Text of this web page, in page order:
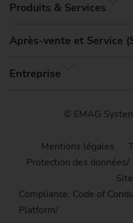
Produits & Services
Après-vente et Service
Entreprise
© EMAG
Mentions légales
Protection des données
Compliance, Code of
Platform